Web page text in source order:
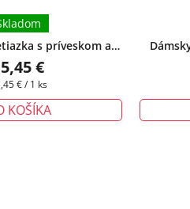
s príveskom a
srdca - Corin
zadarmo
€
€ / 1 ks
KOŠÍKA